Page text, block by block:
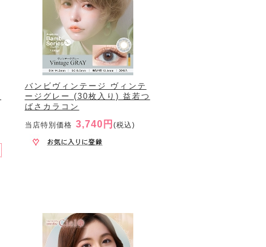
バンビヴィンテージ ヴィンテ
ージグレー (30枚入り) 益若つ
ばさカラコン
当店特別価格 3,740円 (税込)